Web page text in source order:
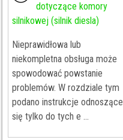
dotyczące komory
silnikowej (silnik diesla)
Nieprawidłowa lub
niekompletna obsługa może
spowodować powstanie
problemów. W rozdziale tym
podano instrukcje odnoszące
się tylko do tych e ...